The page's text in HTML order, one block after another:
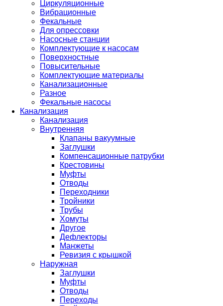
Циркуляционные
Вибрационные
Фекальные
Для опрессовки
Насосные станции
Комплектующие к насосам
Поверхностные
Повысительные
Комплектующие материалы
Канализационные
Разное
Фекальные насосы
Канализация
Канализация
Внутренняя
Клапаны вакуумные
Заглушки
Компенсационные патрубки
Крестовины
Муфты
Отводы
Переходники
Тройники
Трубы
Хомуты
Другое
Дефлекторы
Манжеты
Ревизия с крышкой
Наружная
Заглушки
Муфты
Отводы
Переходы